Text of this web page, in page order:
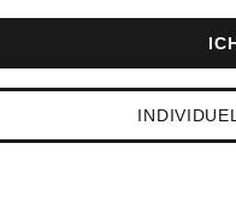
229